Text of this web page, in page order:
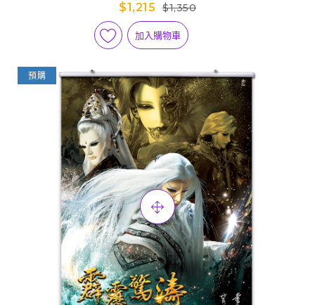
$1,215
$1,350
加入購物車
預購